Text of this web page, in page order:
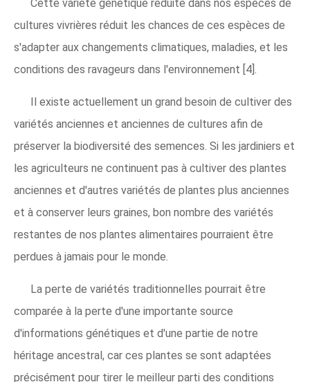
Cette variété génétique réduite dans nos espèces de
cultures vivrières réduit les chances de ces espèces de
s'adapter aux changements climatiques, maladies, et les
conditions des ravageurs dans l'environnement [4].
Il existe actuellement un grand besoin de cultiver des
variétés anciennes et anciennes de cultures afin de
préserver la biodiversité des semences. Si les jardiniers et
les agriculteurs ne continuent pas à cultiver des plantes
anciennes et d'autres variétés de plantes plus anciennes
et à conserver leurs graines, bon nombre des variétés
restantes de nos plantes alimentaires pourraient être
perdues à jamais pour le monde.
La perte de variétés traditionnelles pourrait être
comparée à la perte d'une importante source
d'informations génétiques et d'une partie de notre
héritage ancestral, car ces plantes se sont adaptées
précisément pour tirer le meilleur parti des conditions